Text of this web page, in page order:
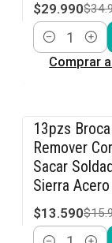
$29.990
Cantidad
Comprar
-15% OFF
13pzs Broca
Remover
Sacar
Sierra
$13.590